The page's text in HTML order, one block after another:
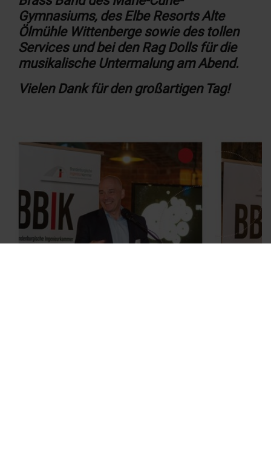
Gymnasiums, des Elbe Resorts Alte
Ölmühle Wittenberge sowie des tollen
Services und bei den Rag Dolls für die
musikalische Untermalung am Abend.
Vielen Dank für den großartigen Tag!